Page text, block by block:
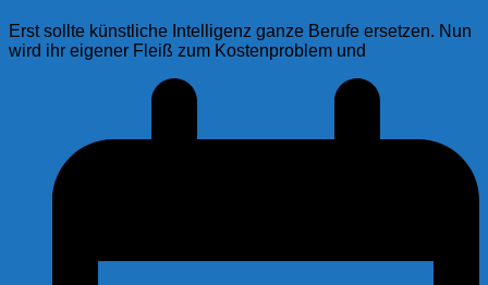
Erst sollte künstliche Intelligenz ganze Berufe ersetzen. Nun
wird ihr eigener Fleiß zum Kostenproblem und